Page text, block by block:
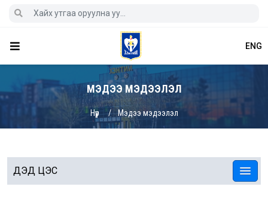
ENG
МЭДЭЭ МЭДЭЭЛЭЛ
Нүүр Мэдээ мэдээлэл
ДЭД ЦЭС